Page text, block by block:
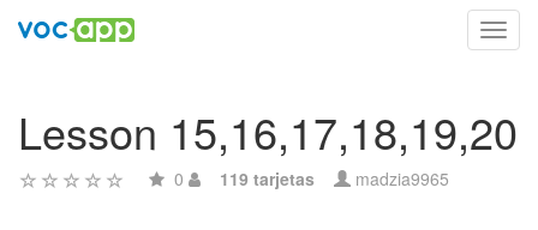
Lesson 15,16,17,18,19,20
0 119 tarjetas madzia9965